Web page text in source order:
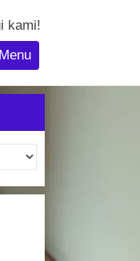
kami!
Menu